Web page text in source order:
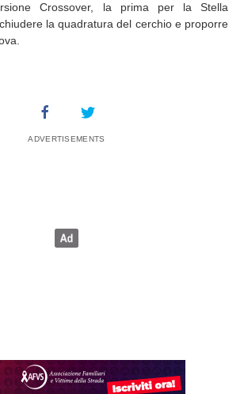
Crossover, la prima per la Stella
la quadratura del cerchio e proporre